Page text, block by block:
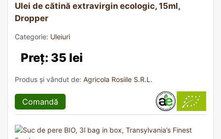
Ulei de cătină extravirgin ecologic, 15ml,
Dropper
Categorie: Uleiuri
Preț: 35 lei
Produs și vândut de: Agricola Rosiile S.R.L.
Comandă